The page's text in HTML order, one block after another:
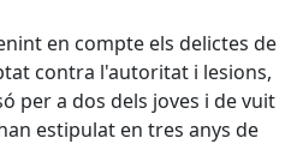
en compte els delictes de
contra l'autoritat i lesions,
per a dos dels joves i de vuit
estipulat en tres anys de